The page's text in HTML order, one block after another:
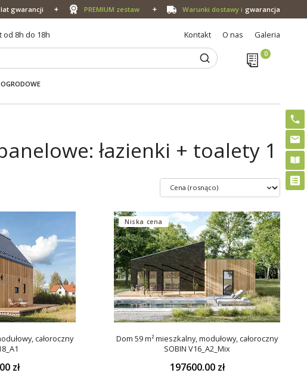
lat gwarancji PREMIUM zestaw Warunki dostawy i gwarancja
od 8h do 18h Kontakt O nas Galeria
łazienki + toalety 1
całoroczny
zł
Niska cena
Dom 59 m² mieszkalny, modułowy, całoroczny
SOBIN V16_A2_Mix
197600.00 zł